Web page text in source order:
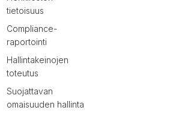
tietoisuus
Compliance-
raportointi
Hallintakeinojen
toteutus
Suojattavan
omaisuuden hallinta